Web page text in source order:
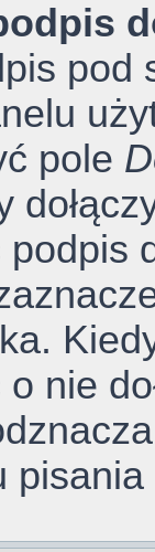
pod
pole
nie